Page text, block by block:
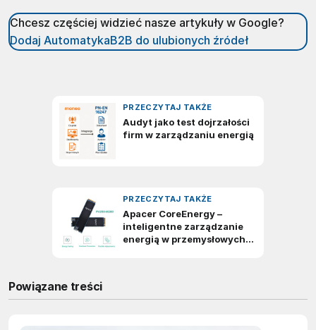
Chcesz częściej widzieć nasze artykuły w Google?
Dodaj AutomatykaB2B do ulubionych źródeł
Powiązane treści